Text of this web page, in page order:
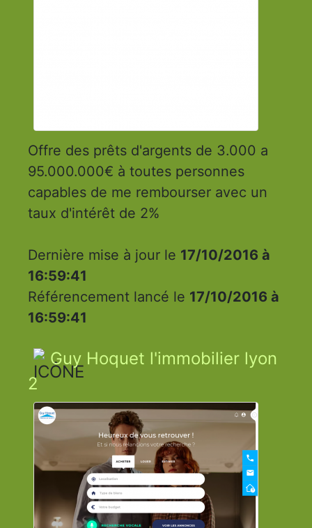
Offre des prêts d'argents de 3.000 a
95.000.000€ à toutes personnes
capables de me rembourser avec un
taux d'intérêt de 2%
Dernière mise à jour le 17/10/2016 à
16:59:41
Référencement lancé le 17/10/2016 à
16:59:41
Guy Hoquet l'immobilier lyon
2